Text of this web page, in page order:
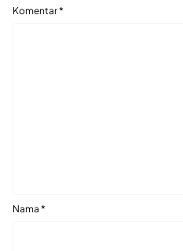
Komentar*
Nama *